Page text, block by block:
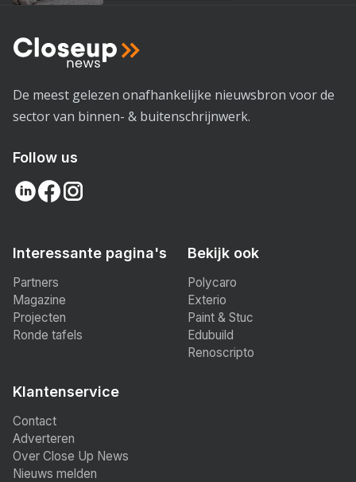
De meest gelezen onafhankelijke nieuwsbron voor de
sector van binnen- & buitenschrijnwerk.
Follow us
Interessante pagina's
Partners
Magazine
Projecten
Ronde tafels
Bekijk ook
Polycaro
Exterio
Paint & Stuc
Edubuild
Renoscripto
Klantenservice
Contact
Adverteren
Over Close Up News
Nieuws melden